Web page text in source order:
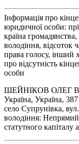
Інформація про
юридичної особи:
країна
володіння, відсоток
права голосу, інший
про відсутність
особи
ШЕЙНІКОВ ОЛЕГ
Україна, Україна,
село Супрунівка,
володіння:
статутного капіталу